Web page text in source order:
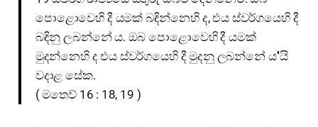
පොළොවෙහි දී යමක් බඳින්නෙහි ද, එය ස්වර්ගයෙහි දී
බඳිනු ලබන්නේ ය. ඔබ පොළොවෙහි දී යමක්
මුදන්නෙහි ද එය ස්වර්ගයෙහි දී මුදනු ලබන්නේ ය''යි
වදාළ සේක.
( මතෙව් 16 : 18, 19 )